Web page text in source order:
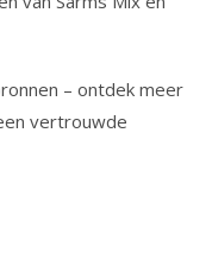
– ontdek meer
vertrouwde